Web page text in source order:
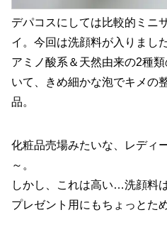
デパコスにしては比較的ミニ
イ。今回は洗顔料が入りました
アミノ酸系＆天然由来の2種
いて、きめ細かな泡でキメの
品。
化粧品売場みたいな、レディ
～。
しかし、これは高い…洗顔料
プレゼント用にもちょっとた